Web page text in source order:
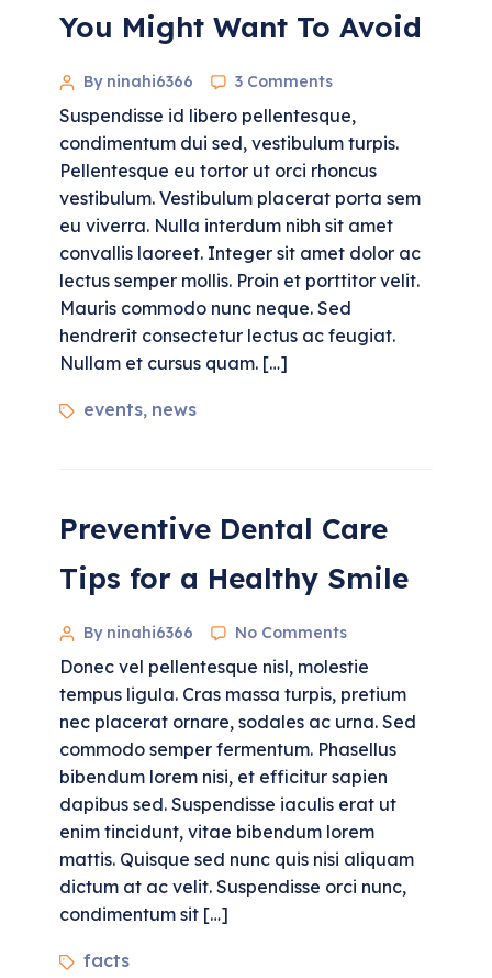
You Might Want To Avoid
By ninahi6366 3 Comments
Suspendisse id libero pellentesque,
condimentum dui sed, vestibulum turpis.
Pellentesque eu tortor ut orci rhoncus
vestibulum. Vestibulum placerat porta sem
eu viverra. Nulla interdum nibh sit amet
convallis laoreet. Integer sit amet dolor ac
lectus semper mollis. Proin et porttitor velit.
Mauris commodo nunc neque. Sed
hendrerit consectetur lectus ac feugiat.
Nullam et cursus quam. […]
events, news
Preventive Dental Care
Tips for a Healthy Smile
By ninahi6366 No Comments
Donec vel pellentesque nisl, molestie
tempus ligula. Cras massa turpis, pretium
nec placerat ornare, sodales ac urna. Sed
commodo semper fermentum. Phasellus
bibendum lorem nisi, et efficitur sapien
dapibus sed. Suspendisse iaculis erat ut
enim tincidunt, vitae bibendum lorem
mattis. Quisque sed nunc quis nisi aliquam
dictum at ac velit. Suspendisse orci nunc,
condimentum sit […]
facts